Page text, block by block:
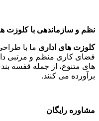
نظم و سازماندهی با کلوزت
کلوزت های اداری ما با
فضای کاری منظم و مرتبی
های متنوع، از جمله قفسه
برآورده می کنند.
مشاوره رایگان